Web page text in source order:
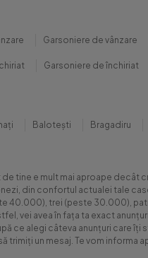
Garsoniere de vânzare
Garsoniere de închiriat
Balotești Bragadiru
tine e mult mai aproape decât
din confortul actualei tale
40.000), trei (peste 30.000),
vei avea în fața ta exact
ce alegi câteva anunțuri care
trimiți un mesaj. Te vom informa